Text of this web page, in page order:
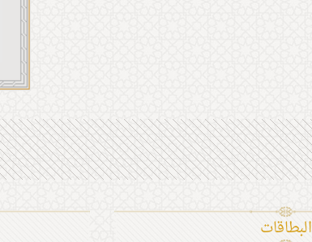
البطاقات